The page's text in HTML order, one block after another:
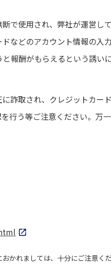
で使用され、弊社が運営し
などのアカウント情報の入
報酬がもらえるという誘い
詐取され、クレジットカー
行う等ご注意ください。万
かれましては、十分にご注意く